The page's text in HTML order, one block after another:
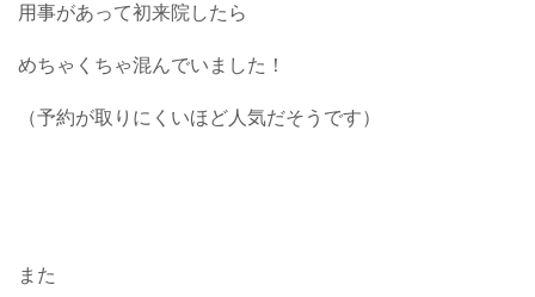
用事があって初来院したら
めちゃくちゃ混んでいました！
（予約が取りにくいほど人気だそうです）
また